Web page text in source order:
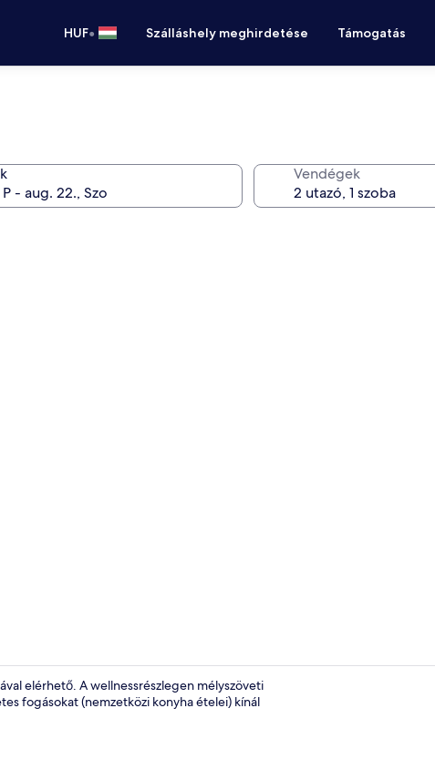
HUF• Szálláshely meghirdetése Támogatás
Vendégek
elérhető. A wellnessrészlegen mélyszöveti
fogásokat (nemzetközi konyha ételei) kínál